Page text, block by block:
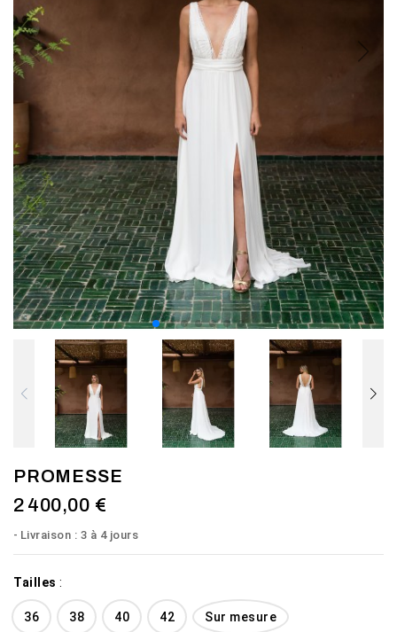
PROMESSE
2 400,00 €
Livraison : 3 à 4 jours
Tailles :
36 38 40 42 Sur mesure